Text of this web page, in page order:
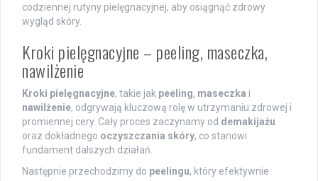
codziennej rutyny pielęgnacyjnej, aby osiągnąć zdrowy
wygląd skóry.
Kroki pielęgnacyjne – peeling, maseczka,
nawilżenie
Kroki pielęgnacyjne, takie jak peeling, maseczka i
nawilżenie, odgrywają kluczową rolę w utrzymaniu zdrowej i
promiennej cery. Cały proces zaczynamy od demakijażu
oraz dokładnego oczyszczania skóry, co stanowi
fundament dalszych działań.
Następnie przechodzimy do peelingu, który efektywnie